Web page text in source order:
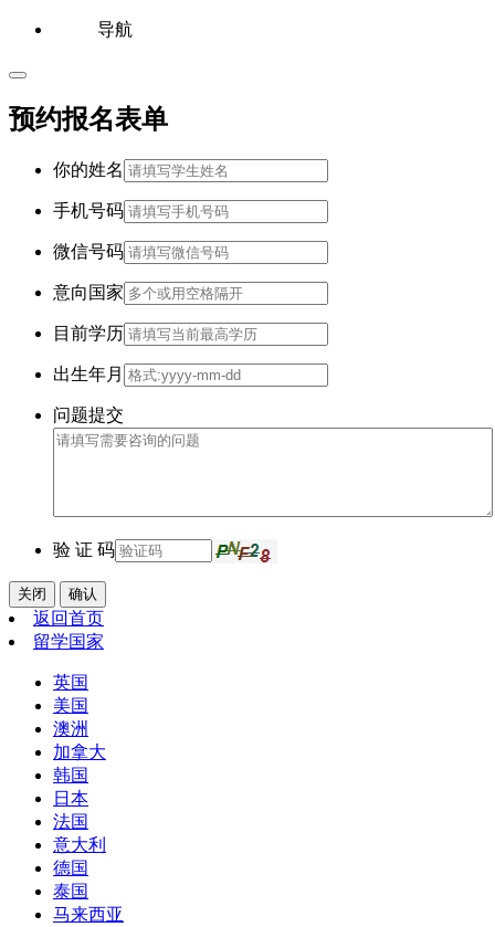
导航
预约报名表单
你的姓名
手机号码
微信号码
意向国家
目前学历
出生年月
问题提交
验 证 码
关闭 确认
返回首页
留学国家
英国
美国
澳洲
加拿大
韩国
日本
法国
意大利
德国
泰国
马来西亚